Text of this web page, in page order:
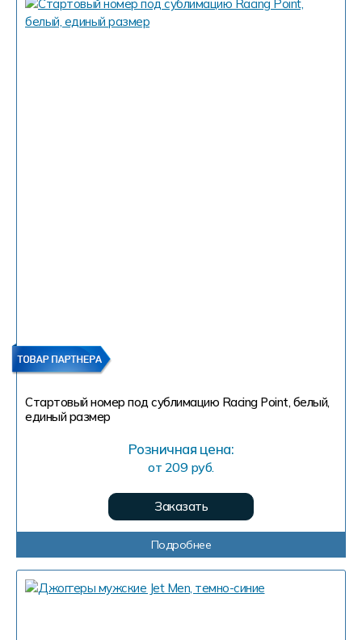
Стартовый номер под сублимацию Racing Point, белый,
единый размер
Розничная цена:
от 209 руб.
Заказать
Подробнее